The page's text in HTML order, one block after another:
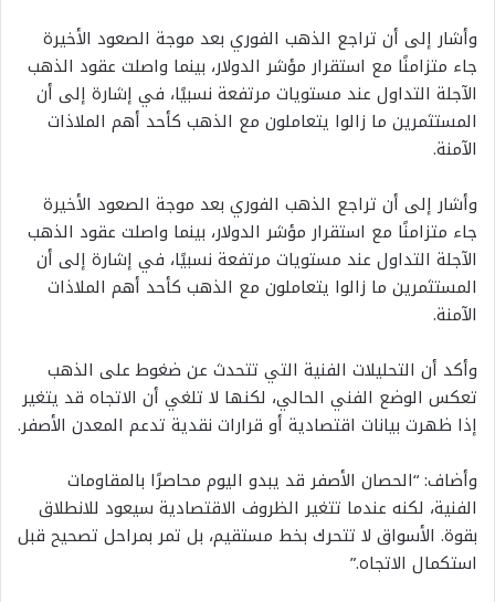
وأشار إلى أن تراجع الذهب الفوري بعد موجة الصعود الأخيرة
جاء متزامنًا مع استقرار مؤشر الدولار، بينما واصلت عقود الذهب
الآجلة التداول عند مستويات مرتفعة نسبيًا، في إشارة إلى أن
المستثمرين ما زالوا يتعاملون مع الذهب كأحد أهم الملاذات
الآمنة.
وأشار إلى أن تراجع الذهب الفوري بعد موجة الصعود الأخيرة
جاء متزامنًا مع استقرار مؤشر الدولار، بينما واصلت عقود الذهب
الآجلة التداول عند مستويات مرتفعة نسبيًا، في إشارة إلى أن
المستثمرين ما زالوا يتعاملون مع الذهب كأحد أهم الملاذات
الآمنة.
وأكد أن التحليلات الفنية التي تتحدث عن ضغوط على الذهب
تعكس الوضع الفني الحالي، لكنها لا تلغي أن الاتجاه قد يتغير
إذا ظهرت بيانات اقتصادية أو قرارات نقدية تدعم المعدن الأصفر.
وأضاف: “الحصان الأصفر قد يبدو اليوم محاصرًا بالمقاومات
الفنية، لكنه عندما تتغير الظروف الاقتصادية سيعود للانطلاق
بقوة. الأسواق لا تتحرك بخط مستقيم، بل تمر بمراحل تصحيح قبل
استكمال الاتجاه.”